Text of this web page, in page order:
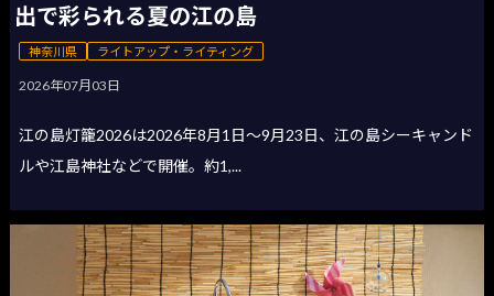
出で彩られる夏の江の島
神奈川県 ライトアップ・ライティング
2026年07月03日
江の島灯籠2026は2026年8月1日〜9月23日、江の島シーキャンド
ルや江島神社などで開催。約1,...